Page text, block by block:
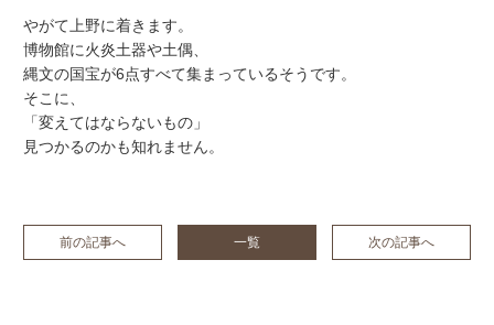
やがて上野に着きます。
博物館に火炎土器や土偶、
縄文の国宝が6点すべて集まっているそうです。
そこに、
「変えてはならないもの」
見つかるのかも知れません。
前の記事へ 一覧 次の記事へ